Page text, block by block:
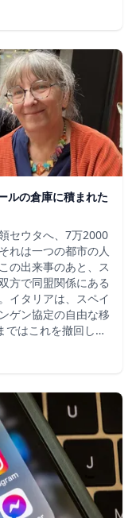
ルの倉庫に積まれた
セウタへ、7万2000
れは一つの都市の人
の出来事のあと、ス
方で同盟関係にある
イタリアは、スペイ
ゲン協定の自由な移
ではこれを撤回し…